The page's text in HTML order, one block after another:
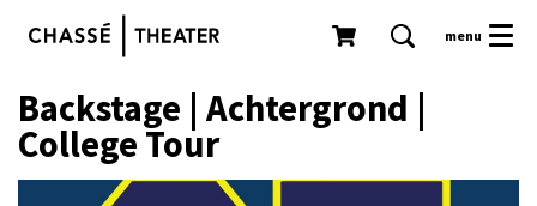
menu
Backstage | Achtergrond |
College Tour